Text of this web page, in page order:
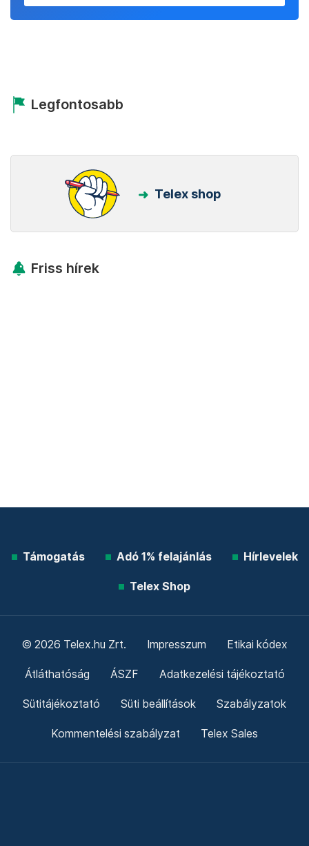
Legfontosabb
Telex shop
Friss hírek
Támogatás Adó 1% felajánlás Hírlevelek
Telex Shop
© 2026 Telex.hu Zrt. Impresszum Etikai kódex
Átláthatóság ÁSZF Adatkezelési tájékoztató
Sütitájékoztató Süti beállítások Szabályzatok
Kommentelési szabályzat Telex Sales